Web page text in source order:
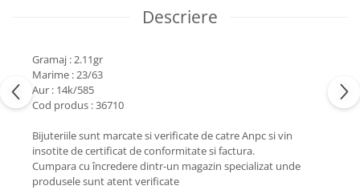
Descriere
Gramaj : 2.11gr
Marime : 23/63
Aur : 14k/585
Cod produs : 36710
Bijuteriile sunt marcate si verificate de catre Anpc si vin
insotite de certificat de conformitate si factura.
Cumpara cu încredere dintr-un magazin specializat unde
produsele sunt atent verificate